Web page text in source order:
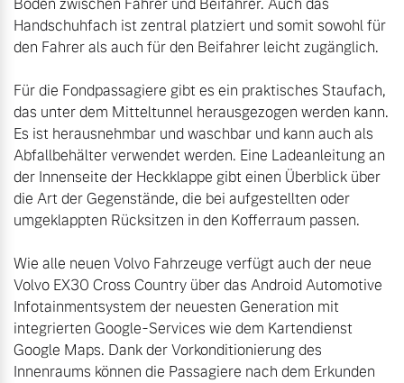
Boden zwischen Fahrer und Beifahrer. Auch das
Handschuhfach ist zentral platziert und somit sowohl für
den Fahrer als auch für den Beifahrer leicht zugänglich.
Für die Fondpassagiere gibt es ein praktisches Staufach,
das unter dem Mitteltunnel herausgezogen werden kann.
Es ist herausnehmbar und waschbar und kann auch als
Abfallbehälter verwendet werden. Eine Ladeanleitung an
der Innenseite der Heckklappe gibt einen Überblick über
die Art der Gegenstände, die bei aufgestellten oder
umgeklappten Rücksitzen in den Kofferraum passen.
Wie alle neuen Volvo Fahrzeuge verfügt auch der neue
Volvo EX30 Cross Country über das Android Automotive
Infotainmentsystem der neuesten Generation mit
integrierten Google-Services wie dem Kartendienst
Google Maps. Dank der Vorkonditionierung des
Innenraums können die Passagiere nach dem Erkunden